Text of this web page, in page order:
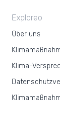
Exploreo
Über uns
Klima-